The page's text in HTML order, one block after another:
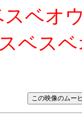
スベオ
スベス